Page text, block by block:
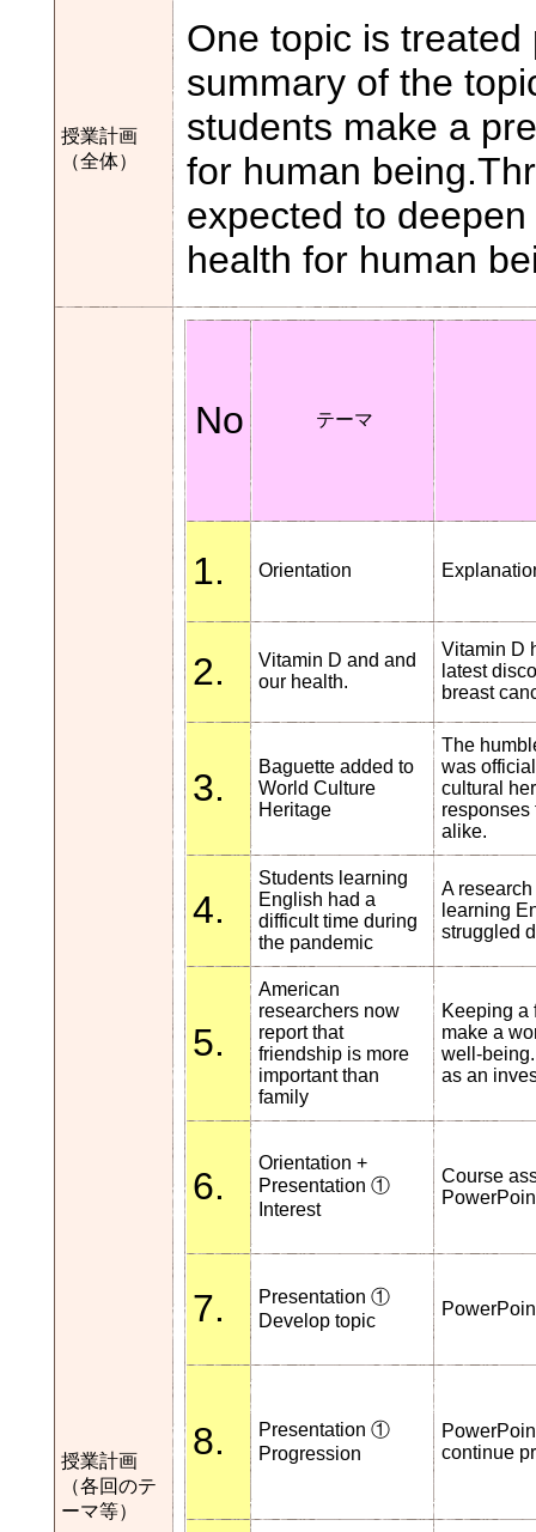
授業計画
（全体）
One topic is
summary of the
students make a
for human
expected to
health for human
授業計画
（各回のテ
ーマ等）
No テーマ
1. Orientation
2.
Vitamin D and and
our health.
Vitamin D
latest
breast
3.
Baguette added to
World Culture
Heritage
The
was
cultural
responses
alike.
4.
Students learning
English had a
difficult time during
the pandemic
A
learning
struggled
5.
American
researchers now
report that
friendship is more
important than
family
Keeping a
make a
well-
as an
6.
Orientation +
Presentation ①
Interest
Course
7.
Presentation ①
Develop topic
8.
Presentation ①
Progression
continue